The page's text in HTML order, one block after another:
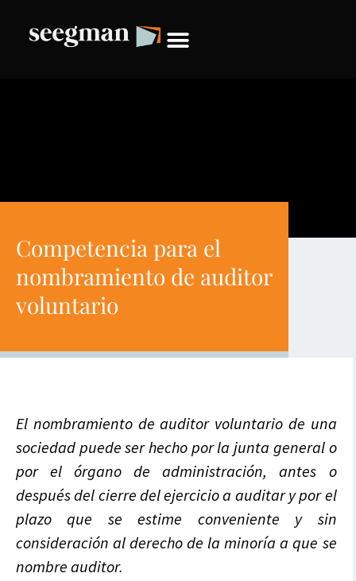
Competencia para el
nombramiento de auditor
voluntario
El nombramiento de auditor voluntario de una
sociedad puede ser hecho por la junta general o
por el órgano de administración, antes o
después del cierre del ejercicio a auditar y por el
plazo que se estime conveniente y sin
consideración al derecho de la minoría a que se
nombre auditor.